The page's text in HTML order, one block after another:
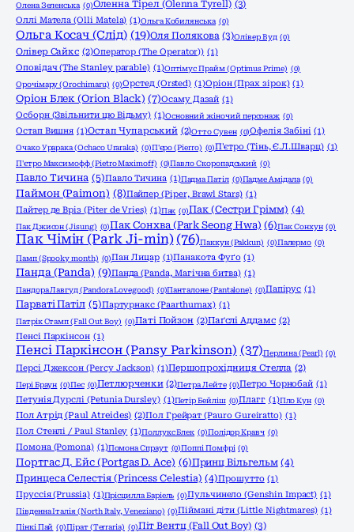
Олена Зеленська (0)Оленна Тірел (Olenna Tyrell) (3)
Оллі Матела (Olli Matela) (1)Ольга Кобилянська (0)
Ольга Косач (Слід) (19)Оля Полякова (3)Олівер Вуд (0)
Олівер Сайкс (2)Оператор (The Operator)) (1)
Оповідач (The Stanley parable) (1)Оптімус Прайм (Optimus Prime) (0)
Орочімару (Orochimaru) (0)Орстед (Orsted) (1)Оріон (Прах зірок) (1)
Оріон Блек (Orion Black) (7)Осаму Дазай (1)
Осборн (Звільнити цю Відьму) (1)Основний жіночий персонаж (0)
Остап Вишня (1)Остап Чупарський (2)Отто Сувен (0)Офелія Забіні (1)
Очако Урарака (Ochaco Uraraka) (0)П'єро (Pierro) (0)П'єтро (Тінь, Є.Л.Шварц) (1)
П'єтро Максимофф (Pietro Maximoff) (0)Павло Скоропадський (0)
Павло Тичина (5)Павло Тичина (1)Падма Патіл (0)Падме Амідала (0)
Паймон (Paimon) (8)Пайпер (Piper, Brawl Stars) (1)
Пайтер де Вріз (Piter de Vries) (1)Пак (0)Пак (Сестри Грімм) (4)
Пак Джисон (Jisung) (0)Пак Сонхва (Park Seong Hwa) (6)Пак Сонхун (0)
Пак Чімін (Park Ji-min) (76)Паккун (Pakkun) (0)Палермо (0)
Памп (Spooky month) (0)Пан Лицар (1)Панакота Фуґо (1)
Панда (Panda) (9)Панда (Panda, Магічна битва) (1)
Пандора Лавгуд (Pandora Lovegood) (0)Панталоне (Pantalone) (0)Папірус (1)
Парваті Патіл (5)Партурнакс (Paarthurnax) (1)
Патрік Стамп (Fall Out Boy) (0)Паті Пойзон (2)Паґслі Аддамс (2)
Пенсі Паркінсон (1)
Пенсі Паркінсон (Pansy Parkinson) (37)Перлина (Pearl) (0)
Персі Джексон (Percy Jackson) (1)Першопрохідниця Стелла (2)
Пері Браун (0)Пес (0)Петлюрченки (2)Петра Лейте (0)Петро Чорнобай (1)
Петунія Дурслі (Petunia Dursley) (1)Петір Бейліш (0)Плагг (1)Пло Кун (0)
Пол Атрід (Paul Atreides) (2)Пол Грейрат (Pauro Gureiratto) (1)
Пол Стенлі / Paul Stanley (1)Поллукс Блек (0)Полідор Кравч (0)
Помона (Pomona) (1)Помона Спраут (0)Поппі Помфрі (0)
Портгас Д. Ейс (Portgas D. Ace) (6)Принц Вільгельм (4)
Принцеса Селестія (Princess Celestia) (4)Прошутто (1)
Пруссія (Prussia) (1)Прісцилла Баріель (0)Пульчинело (Genshin Impact) (1)
Південна Італія (North Italy, Veneziano) (0)Піймані діти (Little Nightmares) (1)
Пінкі Пай (0)Пірат (Terraria) (0)Піт Вентц (Fall Out Boy) (3)